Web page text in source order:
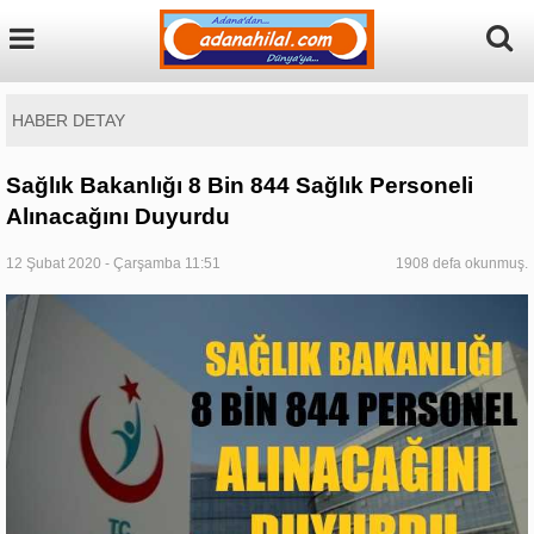
HABER DETAY
Sağlık Bakanlığı 8 Bin 844 Sağlık Personeli
Alınacağını Duyurdu
12 Şubat 2020 - Çarşamba 11:51 1908 defa okunmuş.